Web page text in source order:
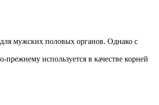
мужских половых органов. Однако с
используется в качестве корней